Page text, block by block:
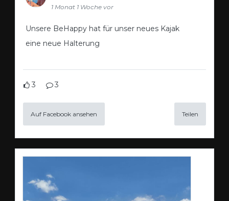
1 Monat 1 Woche vor
Unsere BeHappy hat für unser neues Kajak
eine neue Halterung
3 3
Auf Facebook ansehen Teilen